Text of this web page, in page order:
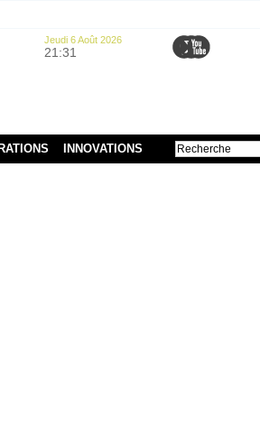
Jeudi 6 Août 2026
21:31
INNOVATIONS